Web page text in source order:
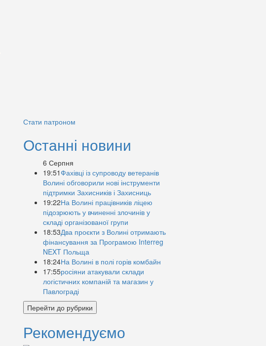
Стати патроном
Останні новини
6 Серпня
19:51Фахівці із супроводу ветеранів
Волині обговорили нові інструменти
підтримки Захисників і Захисниць
19:22На Волині працівників ліцею
підозрюють у вчиненні злочинів у
складі організованої групи
18:53Два проєкти з Волині отримають
фінансування за Програмою Interreg
NEXT Польща
18:24На Волині в полі горів комбайн
17:55росіяни атакували склади
логістичних компаній та магазин у
Павлограді
Перейти до рубрики
Рекомендуємо